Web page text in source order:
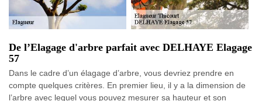
De l’Elagage d'arbre parfait avec DELHAYE Elagage
57
Dans le cadre d’un élagage d’arbre, vous devriez prendre en
compte quelques critères. En premier lieu, il y a la dimension de
l’arbre avec lequel vous pouvez mesurer sa hauteur et son